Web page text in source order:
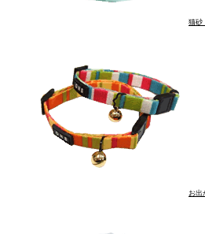
猫砂
お出